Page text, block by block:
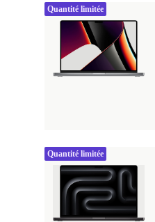
Quantité limitée
Quantité limitée